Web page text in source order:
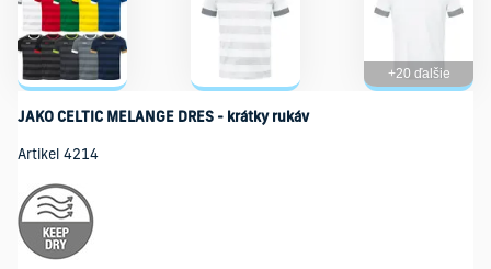
+20 ďalšie
JAKO CELTIC MELANGE DRES - krátky rukáv
Artikel 4214